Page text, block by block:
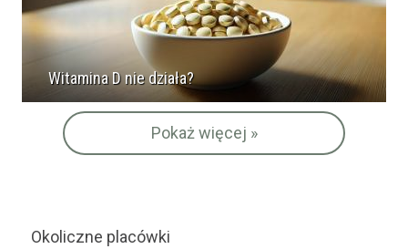
Witamina D nie działa?
Pokaż więcej »
Okoliczne placówki